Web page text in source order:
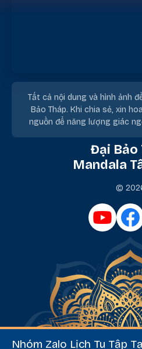
Tất cả nội dung và hình ảnh
Bảo Tháp. Khi chia sẻ, xin
nguồn để năng lượng giác
Đại Bảo
Mandala
©
Nhóm Zalo Lịch Tu Tập